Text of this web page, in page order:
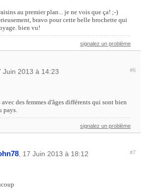
au premier plan... je ne vois que ça! ;-)
bravo pour cette belle brochette qui
bien vu!
signalez un problème
Juin 2013 à 14:23 #6
des femmes d'âges différents qui sont bien
pays.
signalez un problème
, 17 Juin 2013 à 18:12 #7